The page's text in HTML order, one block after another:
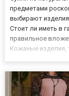
предметами
выбирают изделия
Стоит ли иметь в
правильное
Кожаные изделия,
компаний, занима...